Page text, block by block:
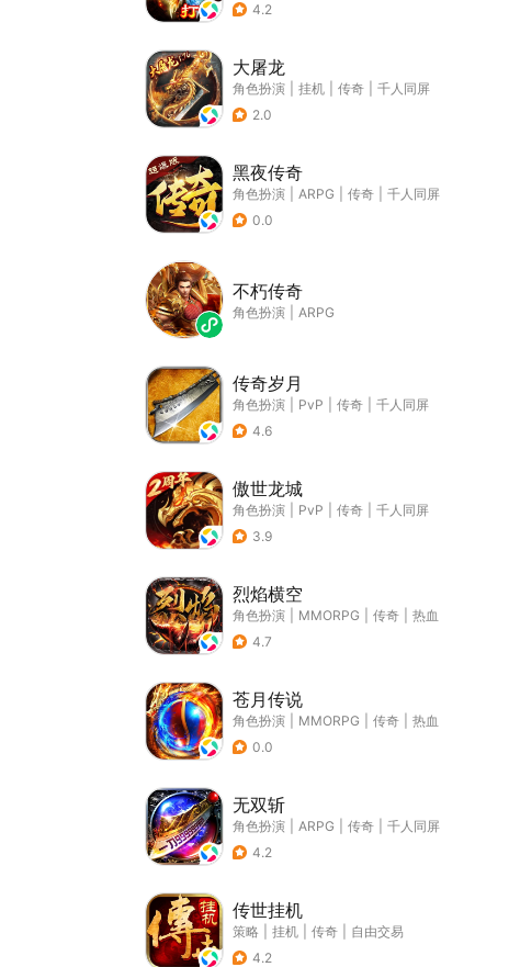
4.2
大屠龙
角色扮演 挂机 传奇
千人同屏
2.0
黑夜传奇
角色扮演 ARPG 传奇
千人同屏
0.0
不朽传奇
角色扮演 ARPG
传奇岁月
角色扮演 PvP 传奇
千人同屏
4.6
傲世龙城
角色扮演 PvP 传奇
千人同屏
3.9
烈焰横空
角色扮演 MMORPG 传奇
热血
4.7
苍月传说
角色扮演 MMORPG 传奇
热血
0.0
无双斩
角色扮演 ARPG 传奇
千人同屏
4.2
传世挂机
策略 挂机 传奇
自由交易
4.2